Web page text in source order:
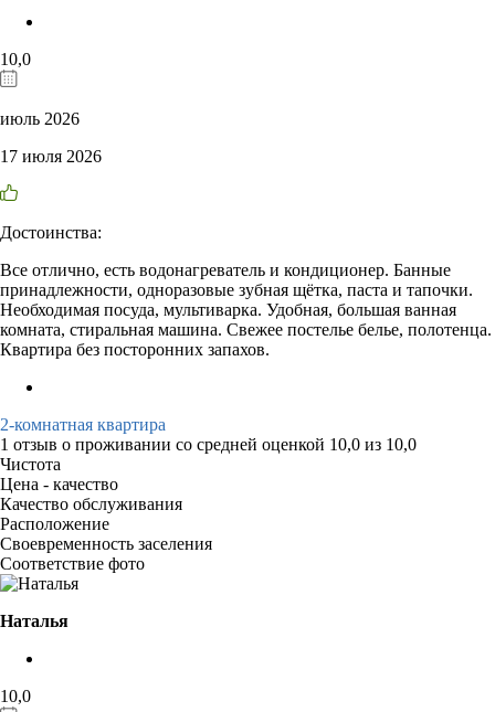
10,0
июль 2026
17 июля 2026
Достоинства:
Все отлично, есть водонагреватель и кондиционер. Банные
принадлежности, одноразовые зубная щётка, паста и тапочки.
Необходимая посуда, мультиварка. Удобная, большая ванная
комната, стиральная машина. Свежее постелье белье, полотенца.
Квартира без посторонних запахов.
2-комнатная квартира
1 отзыв о проживании со средней оценкой 10,0 из 10,0
Чистота
Цена - качество
Качество обслуживания
Расположение
Своевременность заселения
Соответствие фото
Наталья
10,0